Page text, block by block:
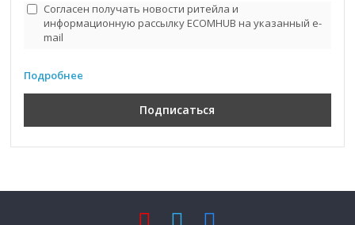
Согласен получать новости ритейла и
информационную рассылку ECOMHUB на указанный e-
mail
Подробнее